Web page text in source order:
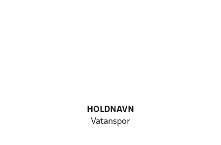
HOLDNAVN
Vatanspor